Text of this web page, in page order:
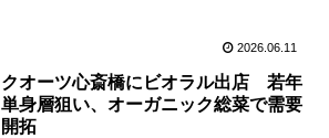
2026.06.11
クオーツ心斎橋にビオラル出店 若年
単身層狙い、オーガニック総菜で需要
開拓